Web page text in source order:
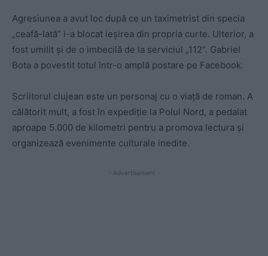
Agresiunea a avut loc după ce un taximetrist din specia
„ceafă-lată” i-a blocat ieșirea din propria curte. Ulterior, a
fost umilit și de o imbecilă de la serviciul „112”. Gabriel
Bota a povestit totul într-o amplă postare pe Facebook.
Scriitorul clujean este un personaj cu o viață de roman. A
călătorit mult, a fost în expediție la Polul Nord, a pedalat
aproape 5.000 de kilometri pentru a promova lectura și
organizează evenimente culturale inedite.
- Advertisement -